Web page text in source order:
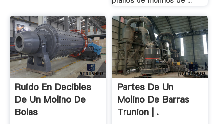
Ruido En Decibles
De Un Molino De
Bolas
Partes De Un
Molino De Barras
Trunion | .